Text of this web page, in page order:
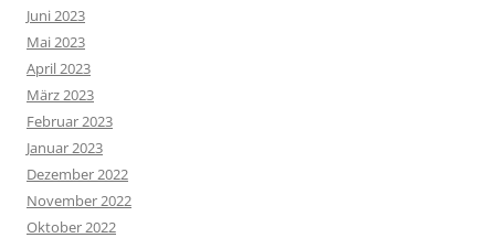
Juni 2023
Mai 2023
April 2023
März 2023
Februar 2023
Januar 2023
Dezember 2022
November 2022
Oktober 2022